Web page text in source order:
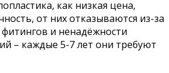
как низкая цена,
от них отказываются из-за
и ненадёжности
– каждые 5-7 лет они требуют